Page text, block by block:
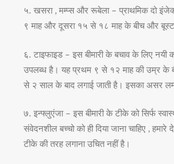
५. खसरा , मम्प्स और रूबेला – प्राथमिक दो
९ माह और दूसरा १५ से १८ माह के बीच और
६. टाइफाइड – इस बीमारी के बचाव के लिए
उपलब्ध है। यह प्रथम ९ से १२ माह की उम्र के
से २ साल के बाद लगाई जाती है। इसका असर
७. इन्फ्लुएंजा – इस बीमारी के टीके को सिर्फ
संवेदनशील बच्चो को ही दिया जाना चाहिए ,
टीके की तरह लगाना उचित नहीं है।